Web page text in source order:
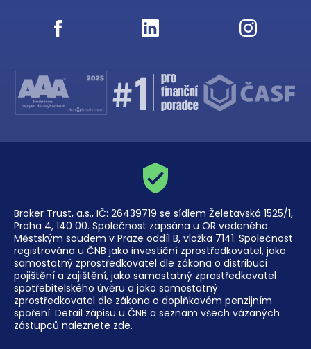
Broker Trust, a.s., IČ: 26439719 se sídlem Želetavská 1525/1,
Praha 4, 140 00. Společnost zapsána u OR vedeného
Městským soudem v Praze oddíl B, vložka 7141. Společnost
registrována u ČNB jako investiční zprostředkovatel, jako
samostatný zprostředkovatel dle zákona o distribuci
pojištění a zajištění, jako samostatný zprostředkovatel
spotřebitelského úvěru a jako samostatný
zprostředkovatel dle zákona o doplňkovém penzijním
spoření. Detail zápisu u ČNB a seznam všech vázaných
zástupců naleznete zde.